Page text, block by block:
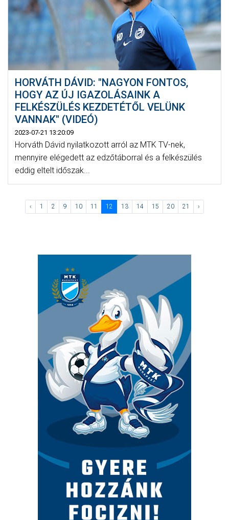
HORVÁTH DÁVID: "NAGYON FONTOS,
HOGY AZ ÚJ IGAZOLÁSAINK A
FELKÉSZÜLÉS KEZDETÉTŐL VELÜNK
VANNAK" (VIDEÓ)
2023-07-21 13:20:09
Horváth Dávid nyilatkozott arról az MTK TV-nek,
mennyire elégedett az edzőtáborral és a felkészülés
eddig eltelt időszak...
‹ 1 2 9 10 11 12 13 14 15 20 21 ›